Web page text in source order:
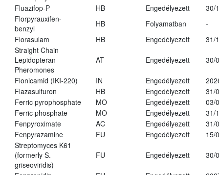
Fluazifop-P
HB Engedélyezett
30/
Florpyrauxifen-
benzyl
HB Folyamatban
-
Florasulam
HB Engedélyezett
31/
Straight Chain
Lepidopteran
Pheromones
AT Engedélyezett 30/
Flonicamid (IKI-220) IN Engedélyezett
Flazasulfuron
HB Engedélyezett
31/
Ferric pyrophosphate
MO Engedélyezett
03/
Ferric phosphate
MO Engedélyezett
31/
Fenpyroximate
AC Engedélyezett
31/
Fenpyrazamine
FU Engedélyezett
15/
Streptomyces K61
(formerly S.
griseoviridis)
FU Engedélyezett 30/